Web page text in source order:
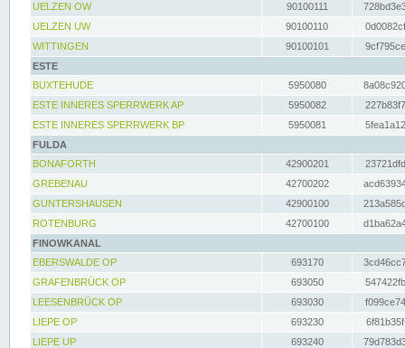
UELZEN OW
90100111
UELZEN UW
90100110
WITTINGEN
90100101
ESTE
BUXTEHUDE
5950080
ESTE INNERES SPERRWERK AP
5950082
ESTE INNERES SPERRWERK BP
5950081
FULDA
BONAFORTH
42900201
GREBENAU
42700202
GUNTERSHAUSEN
42900100
ROTENBURG
42700100
FINOWKANAL
EBERSWALDE OP
693170
GRAFENBRÜCK OP
693050
LEESENBRÜCK OP
693030
LIEPE OP
693230
LIEPE UP
693240